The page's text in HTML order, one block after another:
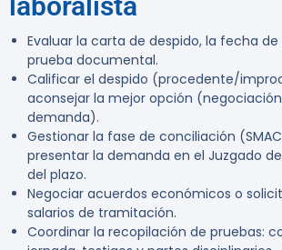
Evaluar la carta de despido, la fecha
prueba documental.
Calificar el despido (procedente/
aconsejar la mejor opción
demanda).
Gestionar la fase de conciliación
presentar la demanda en el Juzgado
del plazo.
Negociar acuerdos económicos o
salarios de tramitación.
Coordinar la recopilación de pruebas: